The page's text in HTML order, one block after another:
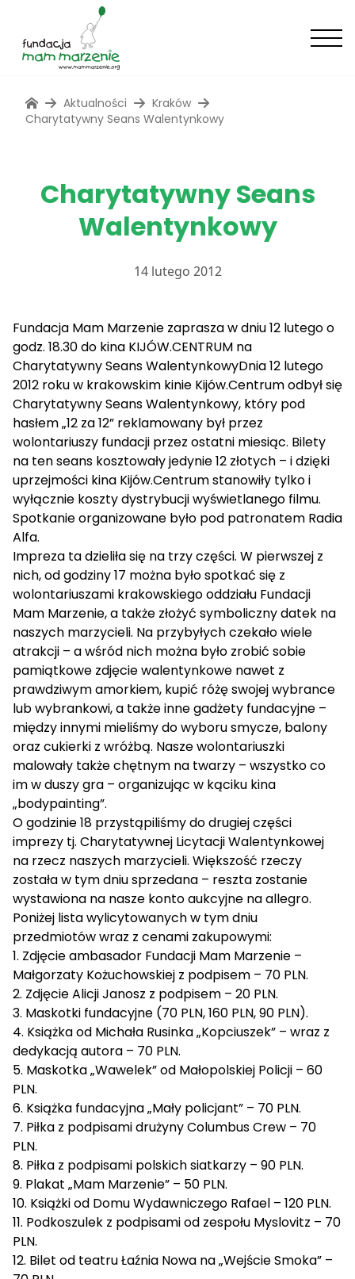
Aktualności
Kraków
Charytatywny Seans Walentynkowy
Charytatywny Seans
Walentynkowy
14 lutego 2012
Fundacja Mam Marzenie zaprasza w dniu 12 lutego o
godz. 18.30 do kina KIJÓW.CENTRUM na
Charytatywny Seans WalentynkowyDnia 12 lutego
2012 roku w krakowskim kinie Kijów.Centrum odbył się
Charytatywny Seans Walentynkowy, który pod
hasłem „12 za 12” reklamowany był przez
wolontariuszy fundacji przez ostatni miesiąc. Bilety
na ten seans kosztowały jedynie 12 złotych – i dzięki
uprzejmości kina Kijów.Centrum stanowiły tylko i
wyłącznie koszty dystrybucji wyświetlanego filmu.
Spotkanie organizowane było pod patronatem Radia
Alfa.
Impreza ta dzieliła się na trzy części. W pierwszej z
nich, od godziny 17 można było spotkać się z
wolontariuszami krakowskiego oddziału Fundacji
Mam Marzenie, a także złożyć symboliczny datek na
naszych marzycieli. Na przybyłych czekało wiele
atrakcji – a wśród nich można było zrobić sobie
pamiątkowe zdjęcie walentynkowe nawet z
prawdziwym amorkiem, kupić różę swojej wybrance
lub wybrankowi, a także inne gadżety fundacyjne –
między innymi mieliśmy do wyboru smycze, balony
oraz cukierki z wróżbą. Nasze wolontariuszki
malowały także chętnym na twarzy – wszystko co
im w duszy gra – organizując w kąciku kina
„bodypainting”.
O godzinie 18 przystąpiliśmy do drugiej części
imprezy tj. Charytatywnej Licytacji Walentynkowej
na rzecz naszych marzycieli. Większość rzeczy
została w tym dniu sprzedana – reszta zostanie
wystawiona na nasze konto aukcyjne na allegro.
Poniżej lista wylicytowanych w tym dniu
przedmiotów wraz z cenami zakupowymi:
1. Zdjęcie ambasador Fundacji Mam Marzenie –
Małgorzaty Kożuchowskiej z podpisem – 70 PLN.
2. Zdjęcie Alicji Janosz z podpisem – 20 PLN.
3. Maskotki fundacyjne (70 PLN, 160 PLN, 90 PLN).
4. Książka od Michała Rusinka „Kopciuszek” – wraz z
dedykacją autora – 70 PLN.
5. Maskotka „Wawelek” od Małopolskiej Policji – 60
PLN.
6. Książka fundacyjna „Mały policjant” – 70 PLN.
7. Piłka z podpisami drużyny Columbus Crew – 70
PLN.
8. Piłka z podpisami polskich siatkarzy – 90 PLN.
9. Plakat „Mam Marzenie” – 50 PLN.
10. Książki od Domu Wydawniczego Rafael – 120 PLN.
11. Podkoszulek z podpisami od zespołu Myslovitz – 70
PLN.
12. Bilet od teatru Łaźnia Nowa na „Wejście Smoka” –